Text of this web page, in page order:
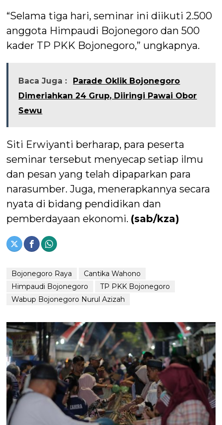
“Selama tiga hari, seminar ini diikuti 2.500
anggota Himpaudi Bojonegoro dan 500
kader TP PKK Bojonegoro,” ungkapnya.
Baca Juga :
Parade Oklik Bojonegoro
Dimeriahkan 24 Grup, Diiringi Pawai Obor
Sewu
Siti Erwiyanti berharap, para peserta
seminar tersebut menyecap setiap ilmu
dan pesan yang telah dipaparkan para
narasumber. Juga, menerapkannya secara
nyata di bidang pendidikan dan
pemberdayaan ekonomi. (sab/kza)
Bojonegoro Raya
Cantika Wahono
Himpaudi Bojonegoro
TP PKK Bojonegoro
Wabup Bojonegoro Nurul Azizah